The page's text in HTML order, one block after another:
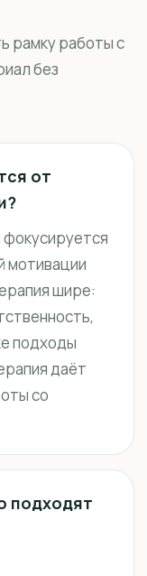
рамку работы с
без
от
мотивации
шире:
подходы
даёт
со
подходят